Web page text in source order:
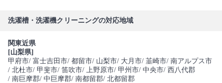
洗濯槽・洗濯機クリーニングの対応地域
関東近県
[山梨県]
甲府市/ 富士吉田市/ 都留市/ 山梨市/ 大月市/ 韮崎市/ 南アルプス市
/ 北杜市/ 甲斐市/ 笛吹市/ 上野原市/ 甲州市/ 中央市/ 西八代郡
/ 南巨摩郡/ 中巨摩郡/ 南都留郡/ 北都留郡